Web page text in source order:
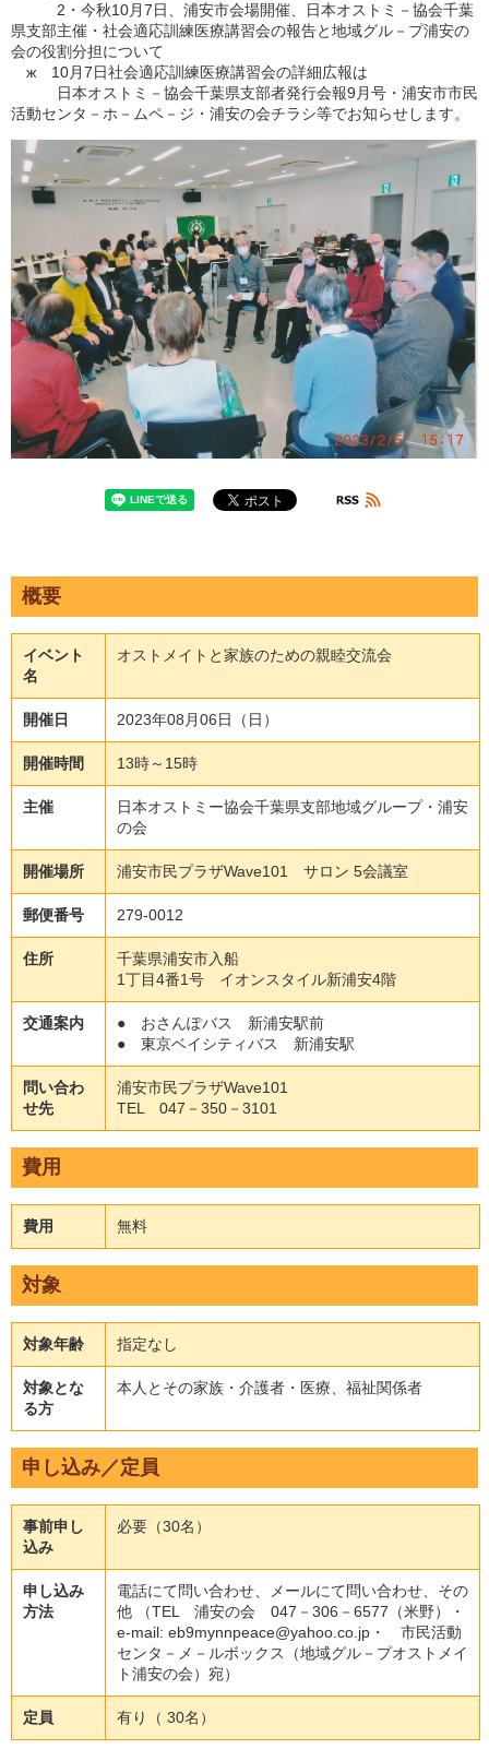
2・今秋10月7日、浦安市会場開催、日本オストミ－協会千葉
県支部主催・社会適応訓練医療講習会の報告と地域グル－プ浦安の
会の役割分担について
ж 10月7日社会適応訓練医療講習会の詳細広報は
日本オストミ－協会千葉県支部者発行会報9月号・浦安市市民
活動センタ－ホ－ムペ－ジ・浦安の会チラシ等でお知らせします。
概要
イベント
名
オストメイトと家族のための親睦交流会
開催日 2023年08月06日（日）
開催時間 13時～15時
主催
日本オストミー協会千葉県支部地域グループ・浦安
の会
開催場所 浦安市民プラザWave101 サロン 5会議室
郵便番号 279-0012
住所
千葉県浦安市入船
1丁目4番1号 イオンスタイル新浦安4階
交通案内
● おさんぽバス 新浦安駅前
● 東京ベイシティバス 新浦安駅
問い合わ
せ先
浦安市民プラザWave101
TEL 047－350－3101
費用
費用 無料
対象
対象年齢 指定なし
対象とな
る方
本人とその家族・介護者・医療、福祉関係者
申し込み／定員
事前申し
込み
必要（30名）
申し込み
方法
電話にて問い合わせ、メールにて問い合わせ、その
他 （TEL 浦安の会 047－306－6577（米野）・
e-mail: eb9mynnpeace@yahoo.co.jp・ 市民活動
センタ－メ－ルボックス（地域グル－プオストメイ
ト浦安の会）宛）
定員 有り（ 30名）